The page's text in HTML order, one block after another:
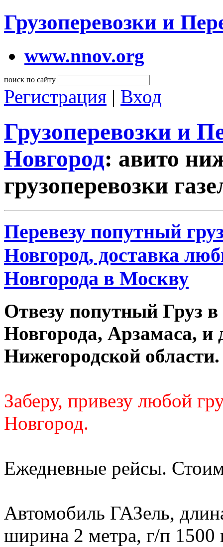
Грузоперевозки и
www.nnov.org
поиск по сайту
Регистрация | Вход
Грузоперевозки и
Новгород: авито
грузоперевозки
Перевезу попутный
Новгород, доставка
Новгорода в Москву
Отвезу попутный Груз
Новгорода, Арзамаса, и
Нижегородской области.
Заберу, привезу любой
Новгород.
Ежедневные рейсы.
Автомобиль ГАЗель,
ширина 2 метра, г/п 1500